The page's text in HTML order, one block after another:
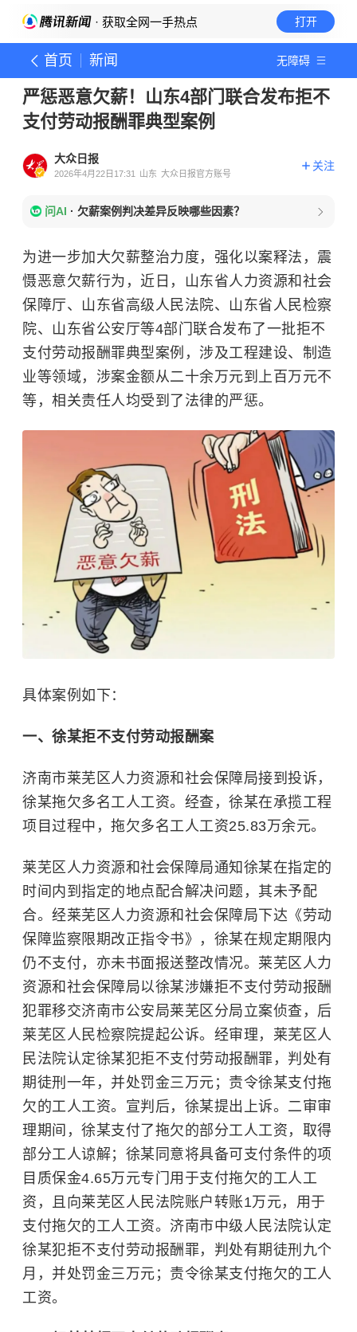
· 获取全网一手热点 打开
首页 新闻 无障碍
严惩恶意欠薪！山东4部门联合发布拒不
支付劳动报酬罪典型案例
大众日报
2026年4月22日17:31 山东 大众日报官方账号
关注
问AI · 欠薪案例判决差异反映哪些因素？
为进一步加大欠薪整治力度，强化以案释法，震
慑恶意欠薪行为，近日，山东省人力资源和社会
保障厅、山东省高级人民法院、山东省人民检察
院、山东省公安厅等4部门联合发布了一批拒不
支付劳动报酬罪典型案例，涉及工程建设、制造
业等领域，涉案金额从二十余万元到上百万元不
等，相关责任人均受到了法律的严惩。
具体案例如下：
一、徐某拒不支付劳动报酬案
济南市莱芜区人力资源和社会保障局接到投诉，
徐某拖欠多名工人工资。经查，徐某在承揽工程
项目过程中，拖欠多名工人工资25.83万余元。
莱芜区人力资源和社会保障局通知徐某在指定的
时间内到指定的地点配合解决问题，其未予配
合。经莱芜区人力资源和社会保障局下达《劳动
保障监察限期改正指令书》，徐某在规定期限内
仍不支付，亦未书面报送整改情况。莱芜区人力
资源和社会保障局以徐某涉嫌拒不支付劳动报酬
犯罪移交济南市公安局莱芜区分局立案侦查，后
莱芜区人民检察院提起公诉。经审理，莱芜区人
民法院认定徐某犯拒不支付劳动报酬罪，判处有
期徒刑一年，并处罚金三万元；责令徐某支付拖
欠的工人工资。宣判后，徐某提出上诉。二审审
理期间，徐某支付了拖欠的部分工人工资，取得
部分工人谅解；徐某同意将具备可支付条件的项
目质保金4.65万元专门用于支付拖欠的工人工
资，且向莱芜区人民法院账户转账1万元，用于
支付拖欠的工人工资。济南市中级人民法院认定
徐某犯拒不支付劳动报酬罪，判处有期徒刑九个
月，并处罚金三万元；责令徐某支付拖欠的工人
工资。